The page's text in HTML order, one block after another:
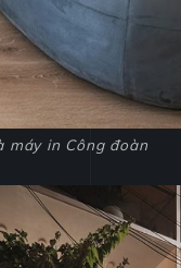
máy in Công đoàn